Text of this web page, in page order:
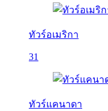
ทัวร์อเมริกา
31
ทัวร์แคนาดา